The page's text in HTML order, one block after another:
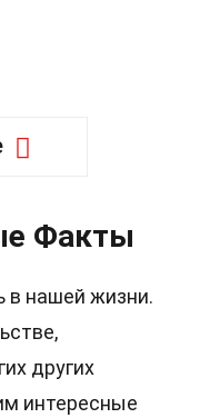
Факты
в нашей жизни.
других
интересные